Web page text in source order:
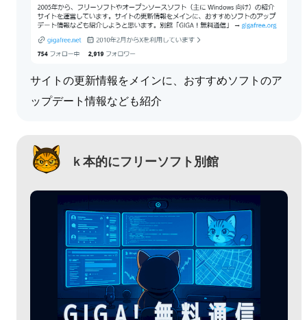
サイトの更新情報をメインに、おすすめソフトのア
ップデート情報なども紹介
ｋ本的にフリーソフト別館